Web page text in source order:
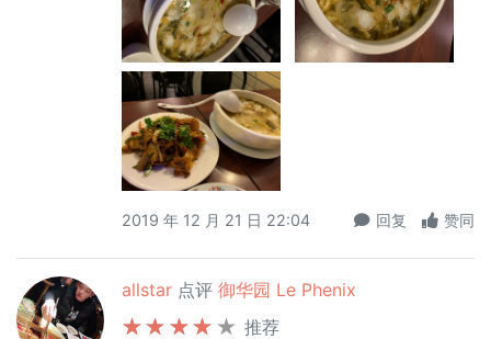
2019 年 12 月 21 日 22:04 回复 赞同
allstar 点评 御华园 Le Phenix
推荐